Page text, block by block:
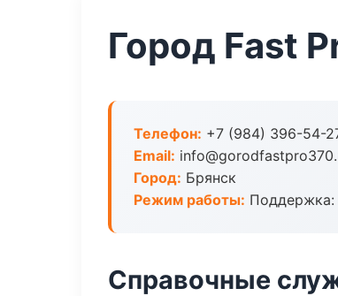
Город Fast
Телефон: +7 (984) 396-54-
Email:
Город: Брянск
Режим работы:
Справочные